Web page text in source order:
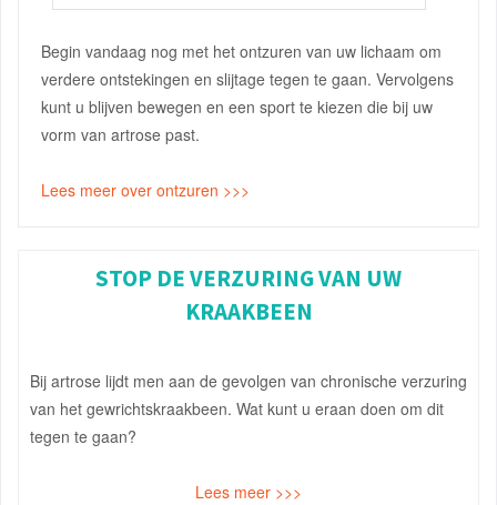
Begin vandaag nog met het ontzuren van uw lichaam om
verdere ontstekingen en slijtage tegen te gaan. Vervolgens
kunt u blijven bewegen en een sport te kiezen die bij uw
vorm van artrose past.
Lees meer over ontzuren >>>
STOP DE VERZURING VAN UW
KRAAKBEEN
Bij artrose lijdt men aan de gevolgen van chronische verzuring
van het gewrichtskraakbeen. Wat kunt u eraan doen om dit
tegen te gaan?
Lees meer >>>